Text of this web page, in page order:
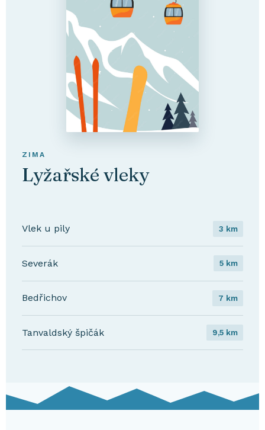
ZIMA
Lyžařské vleky
Vlek u pily 3 km
Severák 5 km
Bedřichov 7 km
Tanvaldský špičák 9,5 km